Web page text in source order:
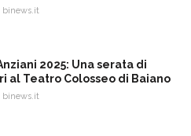
binews.it
2025: Una serata di
al Teatro Colosseo di Baiano
binews.it